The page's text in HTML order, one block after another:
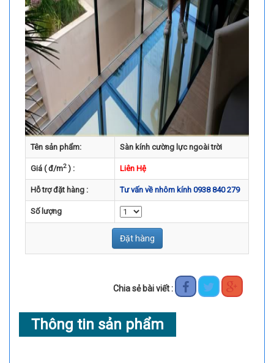
Tên sản phẩm: Sàn kính cường lực ngoài trời
Giá ( đ/m2) : Liên Hệ
Hỗ trợ đặt hàng : Tư vấn về nhôm kính 0938 840 279
Số lượng
Đặt hàng
Chia sẻ bài viết :
Thông tin sản phẩm